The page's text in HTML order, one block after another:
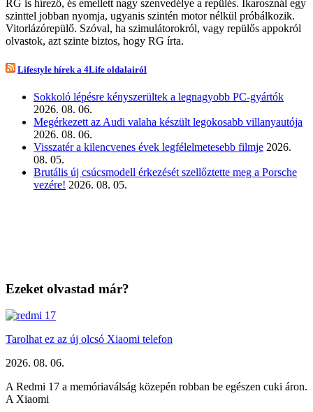
RG is hírező, és emellett nagy szenvedélye a repülés. Ikarosznál egy
szinttel jobban nyomja, ugyanis szintén motor nélkül próbálkozik.
Vitorlázórepülő. Szóval, ha szimulátorokról, vagy repülős appokról
olvastok, azt szinte biztos, hogy RG írta.
Lifestyle hírek a 4Life oldalairól
Sokkoló lépésre kényszerültek a legnagyobb PC-gyártók
2026. 08. 06.
Megérkezett az Audi valaha készült legokosabb villanyautója
2026. 08. 06.
Visszatér a kilencvenes évek legfélelmetesebb filmje 2026.
08. 05.
Brutális új csúcsmodell érkezését szellőztette meg a Porsche
vezére! 2026. 08. 05.
Ezeket olvastad már?
Tarolhat ez az új olcsó Xiaomi telefon
2026. 08. 06.
A Redmi 17 a memóriaválság közepén robban be egészen cuki áron.
A Xiaomi